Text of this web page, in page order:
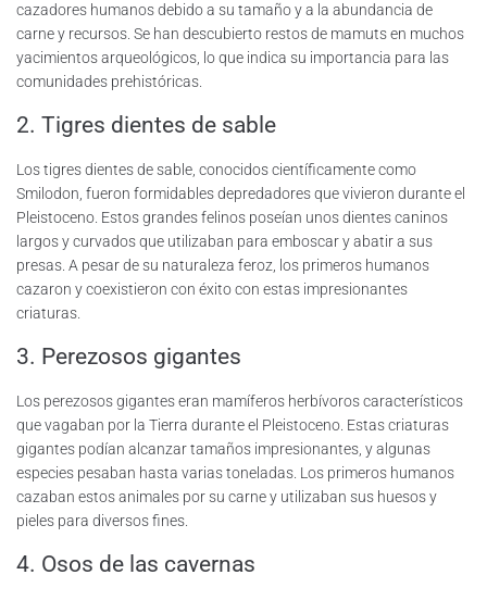
cazadores humanos debido a su tamaño y a la abundancia de
carne y recursos. Se han descubierto restos de mamuts en muchos
yacimientos arqueológicos, lo que indica su importancia para las
comunidades prehistóricas.
2. Tigres dientes de sable
Los tigres dientes de sable, conocidos científicamente como
Smilodon, fueron formidables depredadores que vivieron durante el
Pleistoceno. Estos grandes felinos poseían unos dientes caninos
largos y curvados que utilizaban para emboscar y abatir a sus
presas. A pesar de su naturaleza feroz, los primeros humanos
cazaron y coexistieron con éxito con estas impresionantes
criaturas.
3. Perezosos gigantes
Los perezosos gigantes eran mamíferos herbívoros característicos
que vagaban por la Tierra durante el Pleistoceno. Estas criaturas
gigantes podían alcanzar tamaños impresionantes, y algunas
especies pesaban hasta varias toneladas. Los primeros humanos
cazaban estos animales por su carne y utilizaban sus huesos y
pieles para diversos fines.
4. Osos de las cavernas